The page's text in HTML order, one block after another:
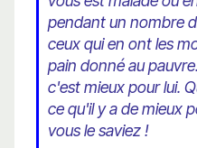
pendant un nombre
ceux qui en ont les
pain donné au
c'est mieux pour lui.
ce qu'il y a de mieux
vous le saviez !